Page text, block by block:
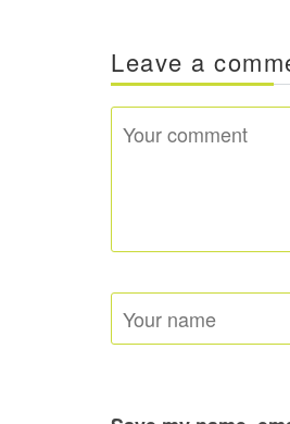
Leave a